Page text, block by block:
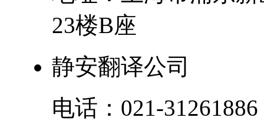
23楼B座
静安翻译公司
电话： 021-31261886